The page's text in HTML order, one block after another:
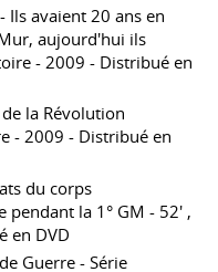
Ils avaient 20 ans en
aujourd'hui ils
- 2009 - Distribué en
la Révolution
- 2009 - Distribué en
du corps
pendant la 1° GM - 52' ,
en DVD
Guerre - Série